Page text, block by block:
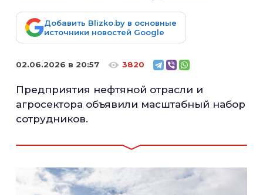
Добавить Blizko.by в основные
источники новостей Google
02.06.2026 в 20:57 3820
Предприятия нефтяной отрасли и
агросектора объявили масштабный набор
сотрудников.